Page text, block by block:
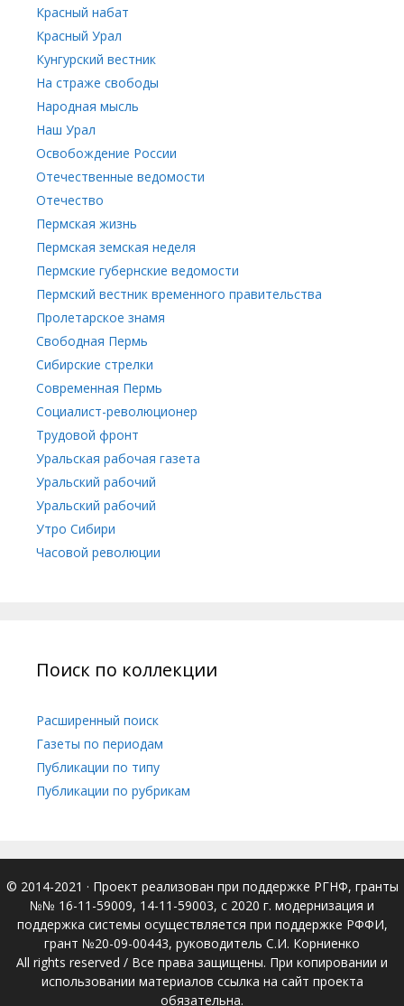
Красный набат
Красный Урал
Кунгурский вестник
На страже свободы
Народная мысль
Наш Урал
Освобождение России
Отечественные ведомости
Отечество
Пермская жизнь
Пермская земская неделя
Пермские губернские ведомости
Пермский вестник временного правительства
Пролетарское знамя
Свободная Пермь
Сибирские стрелки
Современная Пермь
Социалист-революционер
Трудовой фронт
Уральская рабочая газета
Уральский рабочий
Уральский рабочий
Утро Сибири
Часовой революции
Поиск по коллекции
Расширенный поиск
Газеты по периодам
Публикации по типу
Публикации по рубрикам
© 2014-2021 · Проект реализован при поддержке РГНФ, гранты
№№ 16-11-59009, 14-11-59003, с 2020 г. модернизация и
поддержка системы осуществляется при поддержке РФФИ,
грант №20-09-00443, руководитель С.И. Корниенко
All rights reserved / Все права защищены. При копировании и
использовании материалов ссылка на сайт проекта
обязательна.